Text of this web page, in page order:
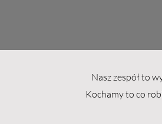
Nasz zespół to
Kochamy to co